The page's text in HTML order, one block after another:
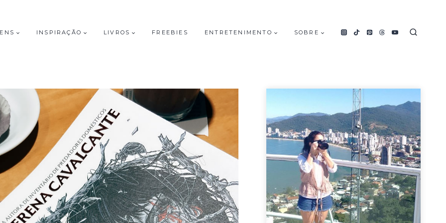
INSPIRAÇÃO LIVROS FREEBIES ENTRETENIMENTO SOBRE